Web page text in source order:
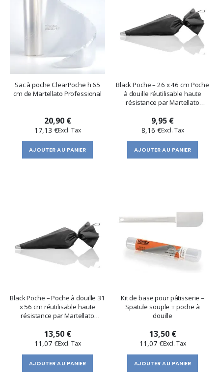
Sac à poche ClearPoche h 65
cm de Martellato Professional
20,90 €
17,13 €
AJOUTER AU PANIER
Black Poche – 26 x 46 cm Poche
à douille réutilisable haute
résistance par Martellato
9,95 €
8,16 €
AJOUTER AU PANIER
Black Poche – Poche à douille 31
x 56 cm réutilisable haute
résistance par Martellato
13,50 €
11,07 €
AJOUTER AU PANIER
Kit de base pour pâtisserie –
Spatule souple + poche à
douille
13,50 €
11,07 €
AJOUTER AU PANIER